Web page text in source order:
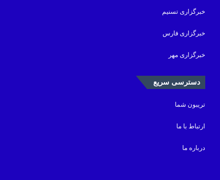
خبرگزاری تسنیم
خبرگزاری فارس
خبرگزاری مهر
دسترسی سریع
تریبون شما
ارتباط با ما
درباره ما